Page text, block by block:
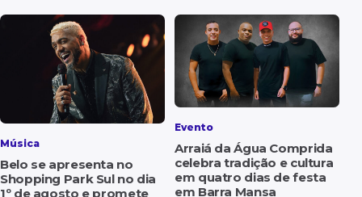
Música
Belo se apresenta no
Shopping Park Sul no dia
1º de agosto e promete
Evento
Arraiá da Água Comprida
celebra tradição e cultura
em quatro dias de festa
em Barra Mansa